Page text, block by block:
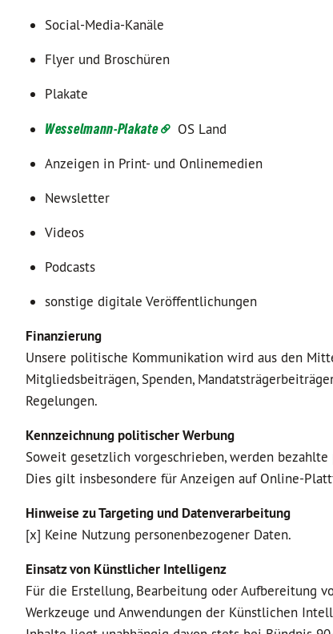
Social-Media-Kanäle
Flyer und Broschüren
Plakate
Wesselmann-Plakate
OS Land
Anzeigen in Print- und Onlinemedien
Newsletter
Videos
Podcasts
sonstige digitale Veröffentlichungen
Finanzierung
Unsere politische Kommunikation wird aus den
Mitgliedsbeiträgen, Spenden,
Regelungen.
Kennzeichnung politischer Werbung
Soweit gesetzlich vorgeschrieben, werden
Dies gilt insbesondere für Anzeigen auf Online-
Hinweise zu Targeting und Datenverarbeitung
[x] Keine Nutzung personenbezogener Daten.
Einsatz von Künstlicher Intelligenz
Für die Erstellung, Bearbeitung oder Aufbereitung
Werkzeuge und Anwendungen der Künstlichen